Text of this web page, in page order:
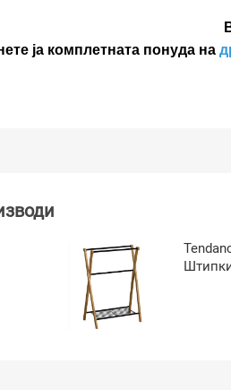
ја комплетната понуда на